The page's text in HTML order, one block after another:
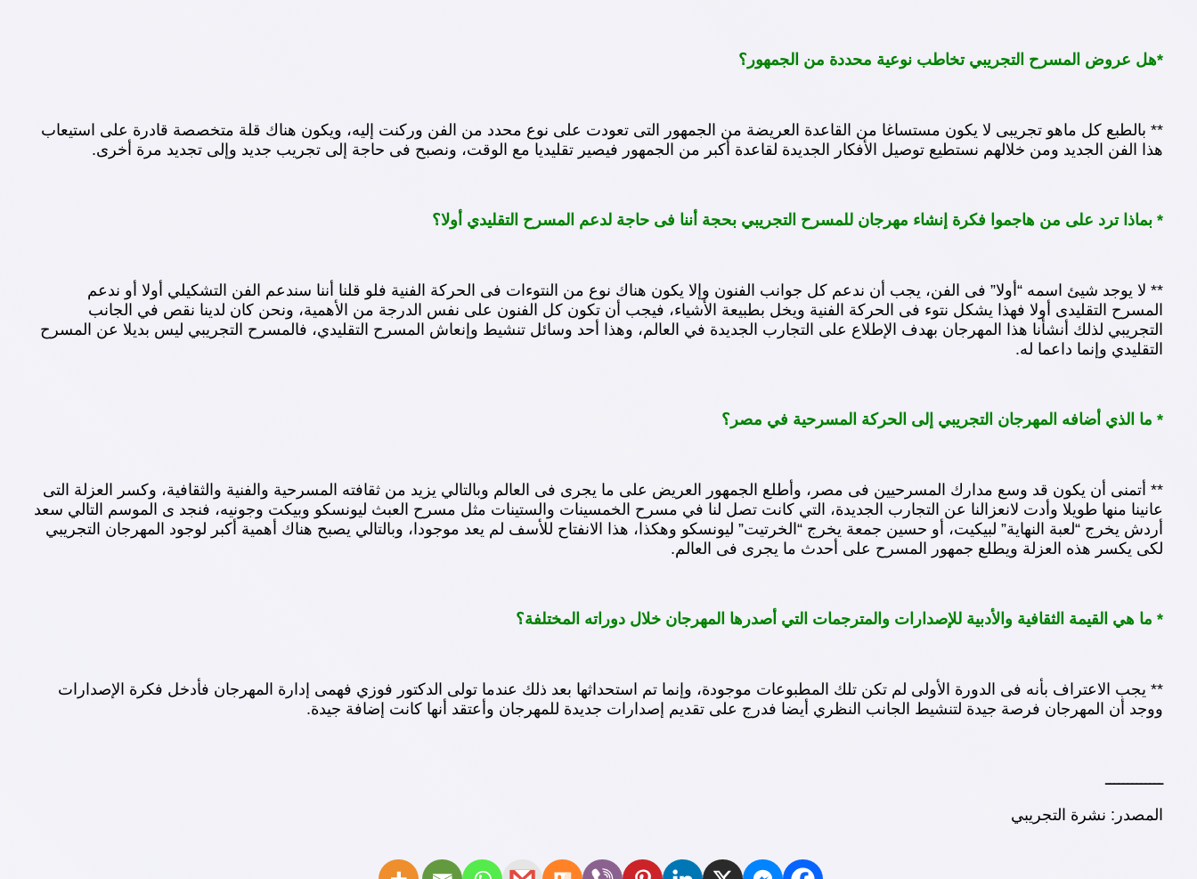
*هل عروض المسرح التجريبي تخاطب نوعية محددة من الجمهور؟
** بالطبع كل ماهو تجريبى لا يكون مستساغا من القاعدة العريضة من الجمهور التى تعودت على نوع محدد من الفن وركنت إليه، ويكون هناك قلة متخصصة قادرة على استيعاب
هذا الفن الجديد ومن خلالهم نستطيع توصيل الأفكار الجديدة لقاعدة أكبر من الجمهور فيصير تقليديا مع الوقت، ونصبح فى حاجة إلى تجريب جديد وإلى تجديد مرة أخرى.
* بماذا ترد على من هاجموا فكرة إنشاء مهرجان للمسرح التجريبي بحجة أننا فى حاجة لدعم المسرح التقليدي أولا؟
** لا يوجد شيئ اسمه “أولا” فى الفن، يجب أن ندعم كل جوانب الفنون وإلا يكون هناك نوع من النتوءات فى الحركة الفنية فلو قلنا أننا سندعم الفن التشكيلي أولا أو ندعم
المسرح التقليدى أولا فهذا يشكل نتوء فى الحركة الفنية ويخل بطبيعة الأشياء، فيجب أن تكون كل الفنون على نفس الدرجة من الأهمية، ونحن كان لدينا نقص في الجانب
التجريبي لذلك أنشأنا هذا المهرجان بهدف الإطلاع على التجارب الجديدة في العالم، وهذا أحد وسائل تنشيط وإنعاش المسرح التقليدي، فالمسرح التجريبي ليس بديلا عن المسرح
التقليدي وإنما داعما له.
* ما الذي أضافه المهرجان التجريبي إلى الحركة المسرحية في مصر؟
** أتمنى أن يكون قد وسع مدارك المسرحيين فى مصر، وأطلع الجمهور العريض على ما يجرى فى العالم وبالتالي يزيد من ثقافته المسرحية والفنية والثقافية، وكسر العزلة التى
عانينا منها طويلا وأدت لانعزالنا عن التجارب الجديدة، التي كانت تصل لنا في مسرح الخمسينات والستينات مثل مسرح العبث ليونسكو وبيكت وجونيه، فنجد ى الموسم التالي سعد
أردش يخرج “لعبة النهاية” لبيكيت، أو حسين جمعة يخرج “الخرتيت” ليونسكو وهكذا، هذا الانفتاح للأسف لم يعد موجودا، وبالتالي يصبح هناك أهمية أكبر لوجود المهرجان التجريبي
لكى يكسر هذه العزلة ويطلع جمهور المسرح على أحدث ما يجرى فى العالم.
* ما هي القيمة الثقافية والأدبية للإصدارات والمترجمات التي أصدرها المهرجان خلال دوراته المختلفة؟
** يجب الاعتراف بأنه فى الدورة الأولى لم تكن تلك المطبوعات موجودة، وإنما تم استحداثها بعد ذلك عندما تولى الدكتور فوزي فهمى إدارة المهرجان فأدخل فكرة الإصدارات
ووجد أن المهرجان فرصة جيدة لتنشيط الجانب النظري أيضا فدرج على تقديم إصدارات جديدة للمهرجان وأعتقد أنها كانت إضافة جيدة.
ـــــــــــــ
المصدر: نشرة التجريبي